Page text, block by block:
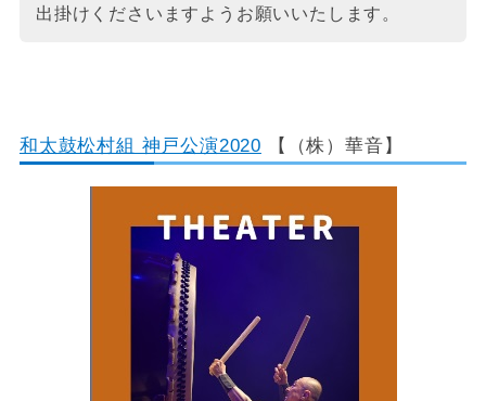
出掛けくださいますようお願いいたします。
和太鼓松村組 神戸公演2020 【（株）華音】